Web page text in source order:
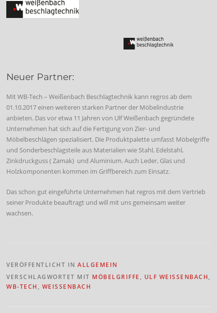
Neuer Partner:
Mit WB-Tech – Weißenbach Beschlagtechnik kann regros ab dem
01.10.2017 einen weiteren starken Partner der Möbelindustrie
anbieten. Das vor etwa 11 Jahren von Ulf Weißenbach gegründete
Unternehmen hat sich auf die Fertigung von Zier- und
Möbelbeschlägen spezialisiert. Die Produktpalette umfasst Möbelgriffe
und Sonderbeschlagsteile aus Materialien wie Stahl, Edelstahl,
Zinkdruckguss ( Zamak) und Aluminium. Auch Leder, Glas und
Holzkomponenten kommen im Griffbereich zum Einsatz.
Das schon gut eingeführte Unternehmen hat regros mit dem Vertrieb
seiner Produkte beauftragt und will mit uns gemeinsam weiter
wachsen.
VERÖFFENTLICHT INALLGEMEIN
VERSCHLAGWORTET MIT MÖBELGRIFFE , ULF WEISSENBACH
,
WB-TECH , WEISSENBACH